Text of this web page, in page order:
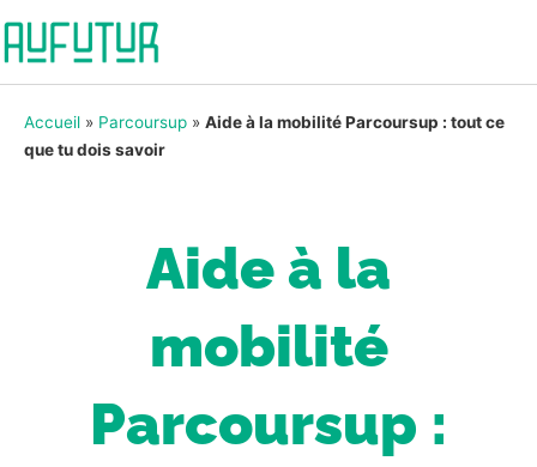
Accueil » Parcoursup » Aide à la mobilité Parcoursup : tout ce
que tu dois savoir
Aide à la
mobilité
Parcoursup :